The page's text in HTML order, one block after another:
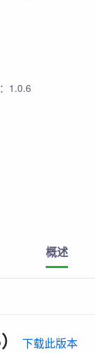
1.0.6
概述
下载此版本